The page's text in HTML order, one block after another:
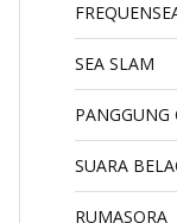
SEA SLAM
PANGGUNG
SUARA
RUMASORA